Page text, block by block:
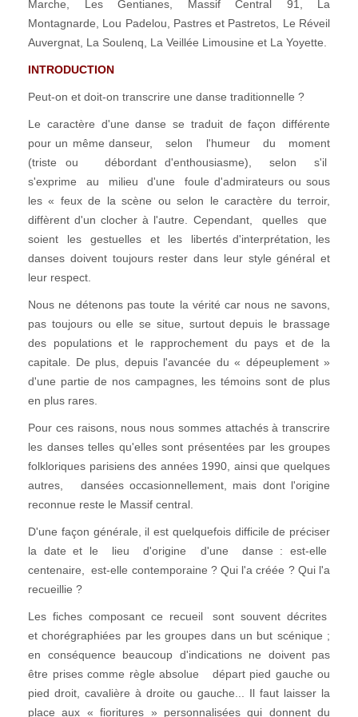
Marche, Les Gentianes, Massif Central 91, La
Montagnarde, Lou Padelou, Pastres et Pastretos, Le Réveil
Auvergnat, La Soulenq, La Veillée Limousine et La Yoyette.
INTRODUCTION
Peut-on et doit-on transcrire une danse traditionnelle ?
Le caractère d'une danse se traduit de façon différente
pour un même danseur, selon l'humeur du moment
(triste ou débordant d'enthousiasme), selon s'il
s'exprime au milieu d'une foule d'admirateurs ou sous
les « feux de la scène ou selon le caractère du terroir,
diffèrent d'un clocher à l'autre. Cependant, quelles que
soient les gestuelles et les libertés d'interprétation, les
danses doivent toujours rester dans leur style général et
leur respect.
Nous ne détenons pas toute la vérité car nous ne savons,
pas toujours ou elle se situe, surtout depuis le brassage
des populations et le rapprochement du pays et de la
capitale. De plus, depuis l'avancée du « dépeuplement »
d'une partie de nos campagnes, les témoins sont de plus
en plus rares.
Pour ces raisons, nous nous sommes attachés à transcrire
les danses telles qu'elles sont présentées par les groupes
folkloriques parisiens des années 1990, ainsi que quelques
autres, dansées occasionnellement, mais dont l'origine
reconnue reste le Massif central.
D'une façon générale, il est quelquefois difficile de préciser
la date et le lieu d'origine d'une danse : est-elle
centenaire, est-elle contemporaine ? Qui l'a créée ? Qui l'a
recueillie ?
Les fiches composant ce recueil sont souvent décrites
et chorégraphiées par les groupes dans un but scénique ;
en conséquence beaucoup d'indications ne doivent pas
être prises comme règle absolue départ pied gauche ou
pied droit, cavalière à droite ou gauche... Il faut laisser la
place aux « fioritures » personnalisées qui donnent du